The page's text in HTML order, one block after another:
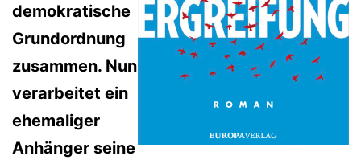
demokratische
Grundordnung
zusammen. Nun
verarbeitet ein
ehemaliger
Anhänger seine